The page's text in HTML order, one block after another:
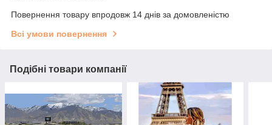
Повернення товару впродовж 14 днів за домовленістю
Всі умови повернення
Подібні товари компанії